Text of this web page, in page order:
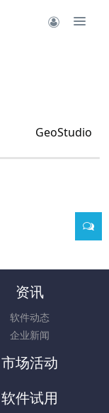
GeoStudio
资讯
软件动态
企业新闻
市场活动
软件试用